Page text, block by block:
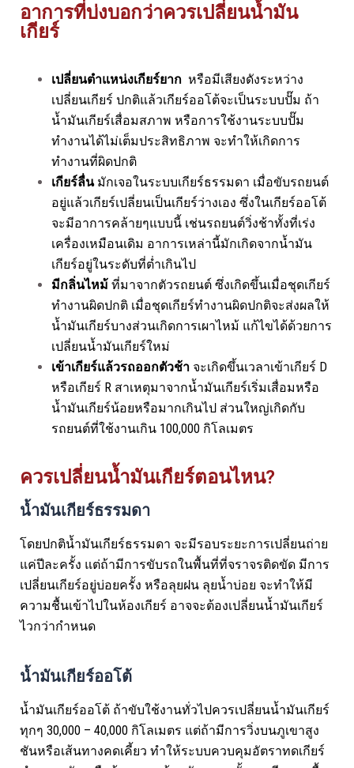
อาการที่บ่งบอกว่าควรเปลี่ยนน้ำมัน
เกียร์
เปลี่ยนตำแหน่งเกียร์ยาก หรือมีเสียงดังระหว่าง
เปลี่ยนเกียร์ ปกติแล้วเกียร์ออโต้จะเป็นระบบปั๊ม ถ้า
น้ำมันเกียร์เสื่อมสภาพ หรือการใช้งานระบบปั๊ม
ทำงานได้ไม่เต็มประสิทธิภาพ จะทำให้เกิดการ
ทำงานที่ผิดปกติ
เกียร์ลื่นมักเจอในระบบเกียร์ธรรมดา เมื่อขับรถยนต์
อยู่แล้วเกียร์เปลี่ยนเป็นเกียร์ว่างเอง ซึ่งในเกียร์ออโต้
จะมีอาการคล้ายๆแบบนี้ เช่นรถยนต์วิ่งช้าทั้งที่เร่ง
เครื่องเหมือนเดิม อาการเหล่านี้มักเกิดจากน้ำมัน
เกียร์อยู่ในระดับที่ต่ำเกินไป
มีกลิ่นไหม้ ที่มาจากตัวรถยนต์ ซึ่งเกิดขึ้นเมื่อชุดเกียร์
ทำงานผิดปกติ เมื่อชุดเกียร์ทำงานผิดปกติจะส่งผลให้
น้ำมันเกียร์บางส่วนเกิดการเผาไหม้ แก้ไขได้ด้วยการ
เปลี่ยนน้ำมันเกียร์ใหม่
เข้าเกียร์แล้วรถออกตัวช้า จะเกิดขึ้นเวลาเข้าเกียร์ D
หรือเกียร์ R สาเหตุมาจากน้ำมันเกียร์เริ่มเสื่อมหรือ
น้ำมันเกียร์น้อยหรือมากเกินไป ส่วนใหญ่เกิดกับ
รถยนต์ที่ใช้งานเกิน 100,000 กิโลเมตร
ควรเปลี่ยนน้ำมันเกียร์ตอนไหน?
น้ำมันเกียร์ธรรมดา
โดยปกติน้ำมันเกียร์ธรรมดา จะมีรอบระยะการเปลี่ยนถ่าย
แค่ปีละครั้ง แต่ถ้ามีการขับรถในพื้นที่ที่จราจรติดขัด มีการ
เปลี่ยนเกียร์อยู่บ่อยครั้ง หรือลุยฝน ลุยน้ำบ่อย จะทำให้มี
ความชื้นเข้าไปในห้องเกียร์ อาจจะต้องเปลี่ยนน้ำมันเกียร์
ไวกว่ากำหนด
น้ำมันเกียร์ออโต้
น้ำมันเกียร์ออโต้ ถ้าขับใช้งานทั่วไปควรเปลี่ยนน้ำมันเกียร์
ทุกๆ 30,000 – 40,000 กิโลเมตร แต่ถ้ามีการวิ่งบนภูเขาสูง
ชันหรือเส้นทางคดเคี้ยว ทำให้ระบบควบคุมอัตราทดเกียร์